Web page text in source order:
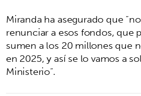
Miranda ha asegurado que
renunciar a esos fondos, que
sumen a los 20 millones que
en 2025, y así se lo vamos a
Ministerio”.